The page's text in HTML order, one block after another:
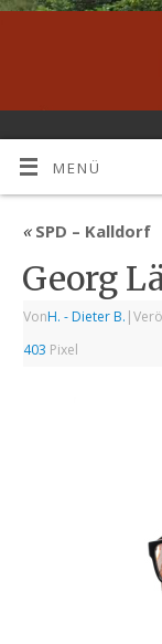
MENÜ
«SPD – Kalldorf
Georg
VonH. - Dieter B. |
403 Pixel